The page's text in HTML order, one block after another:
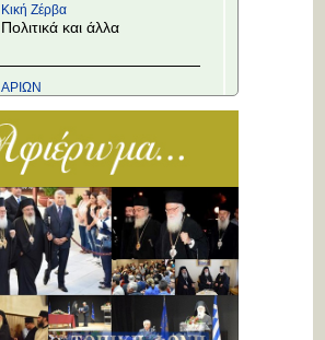
Κική Ζέρβα
Πολιτικά και άλλα
ΑΡΙΩΝ
Τρέλας
Επισημάνσεις
αποφασίσει
Κική Ζέρβα
Πολιτικά και άλλα
ΑΡΙΩΝ